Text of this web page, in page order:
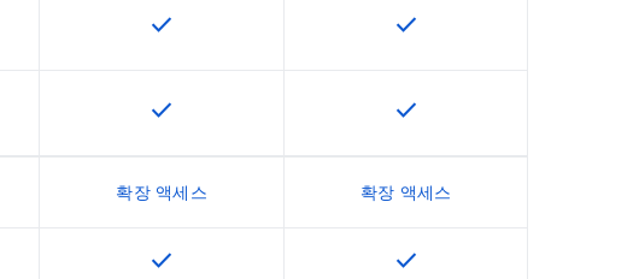
에서 사용할 수 있습니다.이 기능은 SKU에서 사용할 수 있습니다.
check 이 기능은 SKU에서 사용할
check
에서 사용할 수 있습니다.이 기능은 SKU에서 사용할 수 있습니다.
check 이 기능은 SKU에서 사용할
check
확장 액세스 확장 액세스
에서 사용할 수 있습니다.이 기능은 SKU에서 사용할 수 있습니다.
check 이 기능은 SKU에서 사용할
check